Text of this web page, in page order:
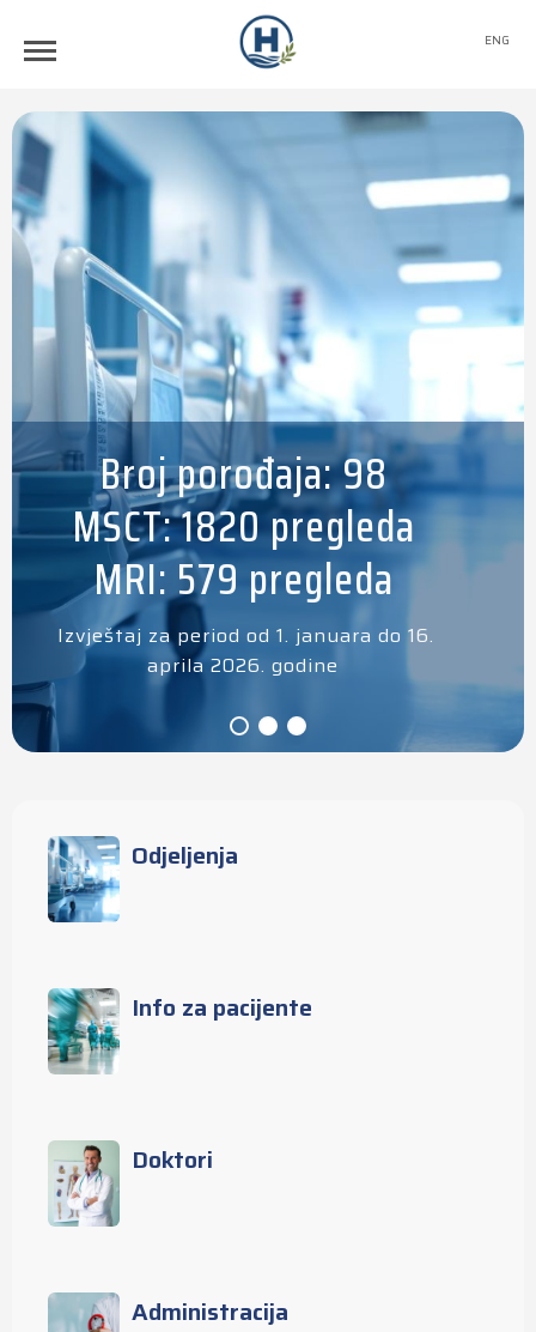
ENG
Broj porođaja: 98
MSCT: 1820 pregleda
MRI: 579 pregleda
Izvještaj za period od 1. januara do 16.
aprila 2026. godine
Odjeljenja
Info za pacijente
Doktori
Administracija